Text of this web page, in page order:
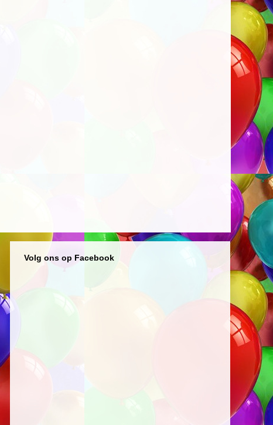
Volg ons op Facebook